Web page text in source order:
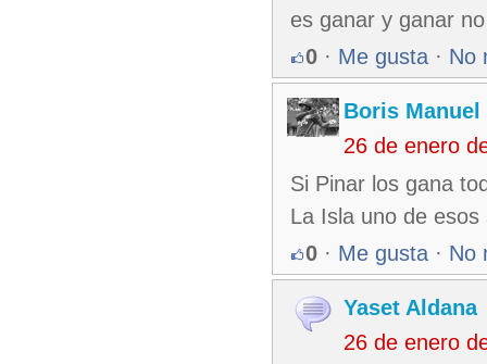
es ganar y ganar
0 · Me gusta · No
Boris Manuel
26 de enero
Si Pinar los gana
La Isla uno de
0 · Me gusta · No
Yaset Aldana
26 de enero